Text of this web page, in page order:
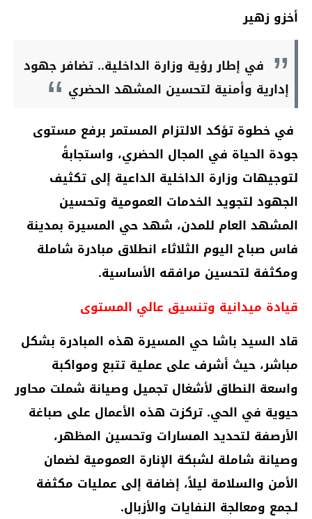
أخزو زهير
في إطار رؤية وزارة الداخلية.. تضافر جهود
إدارية وأمنية لتحسين المشهد الحضري
في خطوة تؤكد الالتزام المستمر برفع مستوى
جودة الحياة في المجال الحضري، واستجابةً
لتوجيهات وزارة الداخلية الداعية إلى تكثيف
الجهود لتجويد الخدمات العمومية وتحسين
المشهد العام للمدن، شهد حي المسيرة بمدينة
فاس صباح اليوم الثلاثاء انطلاق مبادرة شاملة
ومكثفة لتحسين مرافقه الأساسية.
قيادة ميدانية وتنسيق عالي المستوى
قاد السيد باشا حي المسيرة هذه المبادرة بشكل
مباشر، حيث أشرف على عملية تتبع ومواكبة
واسعة النطاق لأشغال تجميل وصيانة شملت محاور
حيوية في الحي. تركزت هذه الأعمال على صباغة
الأرصفة لتحديد المسارات وتحسين المظهر،
وصيانة شاملة لشبكة الإنارة العمومية لضمان
الأمن والسلامة ليلاً، إضافة إلى عمليات مكثفة
لـجمع ومعالجة النفايات والأزبال.